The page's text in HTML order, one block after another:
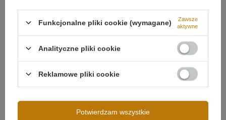
Zobacz wszystkie warianty lampy LED Geometrik
Zamów indywidualny projekt lampy LED Geometrik
dopasowany do Twojego wnętrza!
Napięcie wejściowe
Funkcjonalne pliki cookie (wymagane)
Zawsze
aktywne
Analityczne pliki cookie
Reklamowe pliki cookie
Potwierdzam wszystkie